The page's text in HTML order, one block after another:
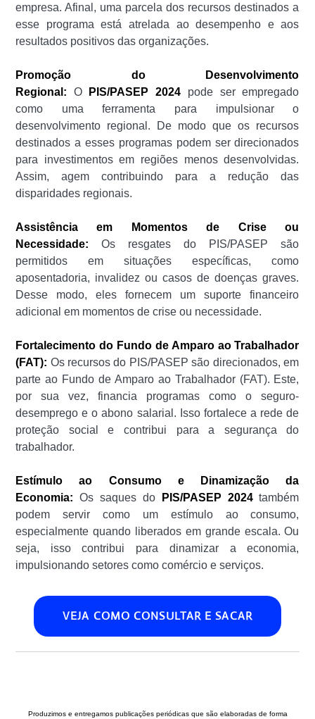
empresa. Afinal, uma parcela dos recursos destinados a
esse programa está atrelada ao desempenho e aos
resultados positivos das organizações.
Promoção do Desenvolvimento
Regional: O PIS/PASEP 2024 pode ser empregado
como uma ferramenta para impulsionar o
desenvolvimento regional. De modo que os recursos
destinados a esses programas podem ser direcionados
para investimentos em regiões menos desenvolvidas.
Assim, agem contribuindo para a redução das
disparidades regionais.
Assistência em Momentos de Crise ou
Necessidade:Os resgates do PIS/PASEP são
permitidos em situações específicas, como
aposentadoria, invalidez ou casos de doenças graves.
Desse modo, eles fornecem um suporte financeiro
adicional em momentos de crise ou necessidade.
Fortalecimento do Fundo de Amparo ao Trabalhador
(FAT): Os recursos do PIS/PASEP são direcionados, em
parte ao Fundo de Amparo ao Trabalhador (FAT). Este,
por sua vez, financia programas como o seguro-
desemprego e o abono salarial. Isso fortalece a rede de
proteção social e contribui para a segurança do
trabalhador.
Estímulo ao Consumo e Dinamização da
Economia: Os saques do PIS/PASEP 2024também
podem servir como um estímulo ao consumo,
especialmente quando liberados em grande escala. Ou
seja, isso contribui para dinamizar a economia,
impulsionando setores como comércio e serviços.
VEJA COMO CONSULTAR E SACAR
Produzimos e entregamos publicações periódicas que são elaboradas de forma